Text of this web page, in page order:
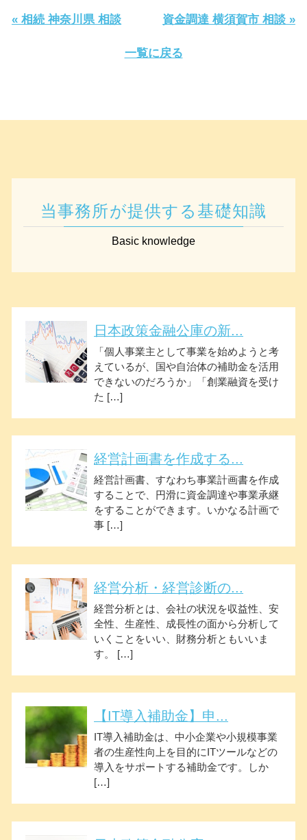
« 相続 神奈川県 相談 資金調達 横須賀市 相談 »
一覧に戻る
当事務所が提供する基礎知識
Basic knowledge
日本政策金融公庫の新...
「個人事業主として事業を始めようと考
えているが、国や自治体の補助金を活用
できないのだろうか」「創業融資を受け
た […]
経営計画書を作成する...
経営計画書、すなわち事業計画書を作成
することで、円滑に資金調達や事業承継
をすることができます。いかなる計画で
事 […]
経営分析・経営診断の...
経営分析とは、会社の状況を収益性、安
全性、生産性、成長性の面から分析して
いくことをいい、財務分析ともいいま
す。 […]
【IT導入補助金】申...
IT導入補助金は、中小企業や小規模事業
者の生産性向上を目的にITツールなどの
導入をサポートする補助金です。しか
[…]